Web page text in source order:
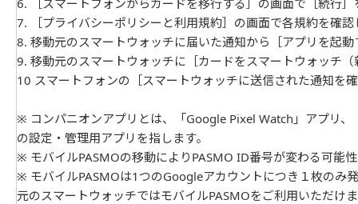
6. ［スマートフォンからカードを移行する］の画面で［続行］
7. ［プライバシーポリシーと利用規約］の画面で各規約を確
8. 移動元のスマートウォッチに届いた通知から［アプリを起
9. 移動元のスマートウォッチに［カードをスマートウォッチ
10 スマートフォンの［スマートウォッチに送信された通知を
※ コンパニオンアプリとは、「Google Pixel Watch」アプリ
の設定・管理用アプリを指します。
※ モバイルPASMOの移動によりPASMO ID番号が変わる可能
※ モバイルPASMOは1つのGoogleアカウントにつき１枚のみ
元のスマートウォッチではモバイルPASMOをご利用いただけ